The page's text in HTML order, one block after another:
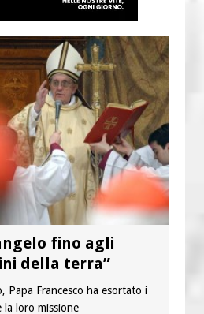
fino agli
della terra”
Papa Francesco ha esortato i
la loro missione